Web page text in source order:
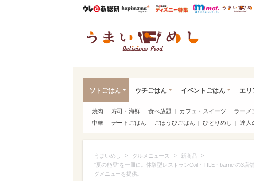
ウレぴあ総研ハピママ* ウレぴあ総研 ディ
mimot.
ソトごはん ウチごはん イベントごはん エリ
焼肉 寿司・海鮮 食べ放題 カフェ・スイーツ ラーメ
中華
デートごはん ごほうびごはん ひとりめし 達人
うまいめし > グルメニュース > 新商品 >
"夏の能登"を一皿に。体験型レストランCoil・TILE・barrierの3店
グメニューを提供。